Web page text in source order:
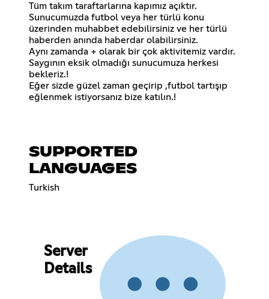
Tüm takım taraftarlarına kapımız açıktır.
Sunucumuzda futbol veya her türlü konu
üzerinden muhabbet edebilirsiniz ve her türlü
haberden anında haberdar olabilirsiniz.
Aynı zamanda + olarak bir çok aktivitemiz vardır.
Saygının eksik olmadığı sunucumuza herkesi
bekleriz.!
Eğer sizde güzel zaman geçirip ,futbol tartışıp
eğlenmek istiyorsanız bize katılın.!
SUPPORTED
LANGUAGES
Turkish
Server
Details